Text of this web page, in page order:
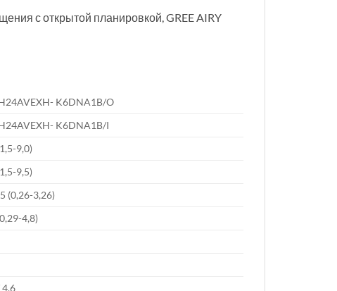
с открытой планировкой, GREE AIRY
K6DNA1B/O
K6DNA1B/I
9,0)
9,5)
(0,26-3,26)
4,8)
4,6